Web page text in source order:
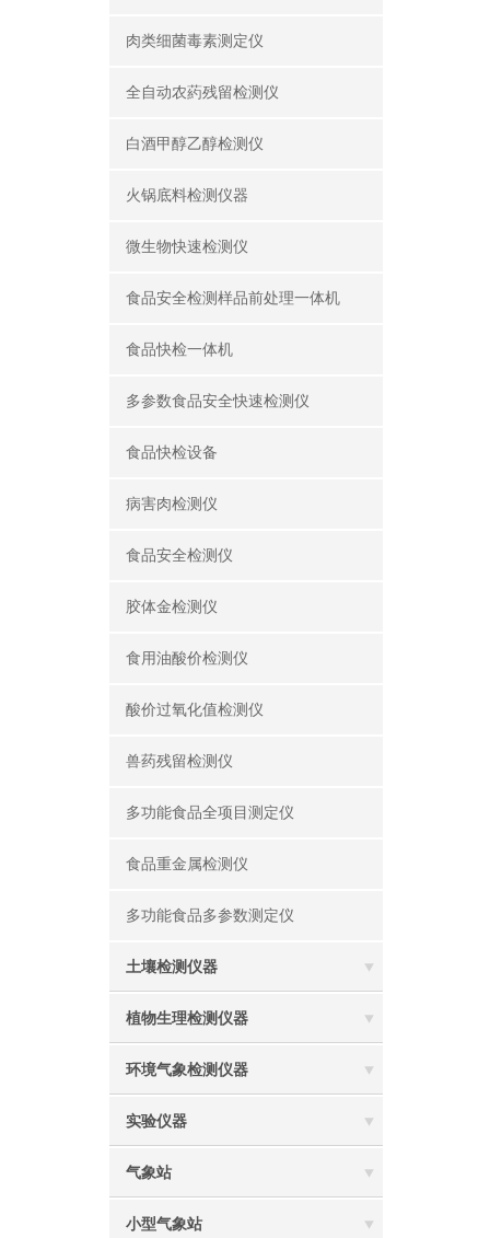
肉类细菌毒素测定仪
全自动农葯残留检测仪
白酒甲醇乙醇检测仪
火锅底料检测仪器
微生物快速检测仪
食品安全检测样品前处理一体机
食品快检一体机
多参数食品安全快速检测仪
食品快检设备
病害肉检测仪
食品安全检测仪
胶体金检测仪
食用油酸价检测仪
酸价过氧化值检测仪
兽药残留检测仪
多功能食品全项目测定仪
食品重金属检测仪
多功能食品多参数测定仪
土壤检测仪器
植物生理检测仪器
环境气象检测仪器
实验仪器
气象站
小型气象站